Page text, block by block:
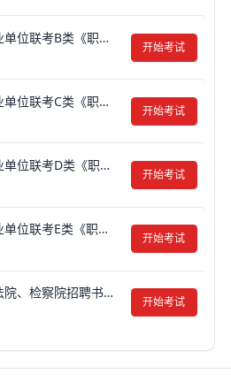
2024年3月30日全国事业单位联考B类《职业能力倾向测验》真题试卷及答案【含解析】（黑龙江/辽宁/云南/海南/贵州/广西/重庆/天津/江西/山西/湖北/吉林/青海/宁夏/新疆/四川/安徽 ）
开始考试
2024年3月30日全国事业单位联考C类《职业能力倾向测验》真题试卷及答案【含解析】（黑龙江/辽宁/云南/海南/贵州/广西/重庆/天津/江西/山西/湖北/吉林/青海/宁夏/新疆/四川/安徽/湖南 ）
开始考试
2024年3月30日全国事业单位联考D类《职业能力倾向测验》真题试卷及答案【含解析】（黑龙江/辽宁/云南/海南/贵州/广西/重庆/天津/山西/湖北/吉林/宁夏/新疆/陕西/安徽 ）
开始考试
2024年3月30日全国事业单位联考E类《职业能力倾向测验》真题试卷及答案【含解析】（黑龙江/辽宁/云南/海南/贵州/广西/重庆/天津/江西/山西/湖北/吉林/青海/宁夏/新疆/陕西/四川/安徽 ）
开始考试
2019年5月11日江西省法院、检察院招聘书记员《综合知识和法律基础知识》真题试卷及答案【含解析】
开始考试